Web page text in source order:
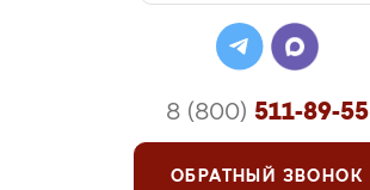
8 (800) 511-89-55
ОБРАТНЫЙ ЗВОНОК